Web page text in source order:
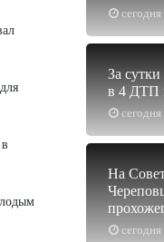
сегодня
сегодня
За
в 4 ДТП
сегодня
На